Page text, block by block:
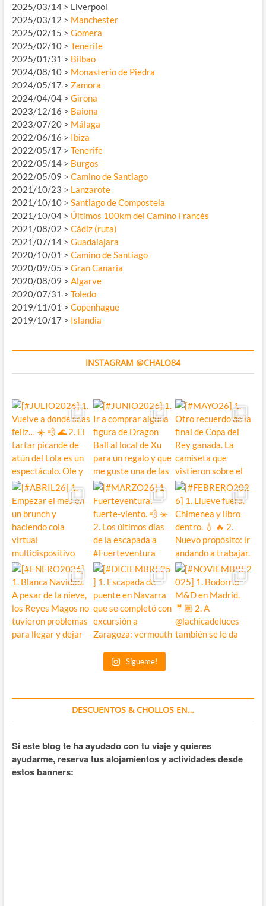
2025/03/14 > Liverpool
2025/03/12 > Manchester
2025/02/15 > Gomera
2025/02/10 > Tenerife
2025/01/31 > Bilbao
2024/08/10 > Monasterio de Piedra
2024/05/17 > Zamora
2024/04/04 > Girona
2023/12/16 > Baiona
2023/07/20 > Málaga
2022/06/16 > Ibiza
2022/05/17 > Tenerife
2022/05/14 > Burgos
2022/05/09 > Camino de Santiago
2021/10/23 > Lanzarote
2021/10/10 > Santiago de Compostela
2021/10/04 > Últimos 100km del Camino Francés
2021/08/02 > Cádiz (ruta)
2021/07/14 > Guadalajara
2020/10/01 > Camino de Santiago
2020/09/05 > Gran Canaria
2020/08/09 > Algarve
2020/07/31 > Toledo
2019/11/01 > Copenhague
2019/10/17 > Islandia
INSTAGRAM @CHALO84
Sígueme!
DESCUENTOS & CHOLLOS EN…
Si este blog te ha ayudado con tu viaje y quieres
ayudarme, reserva tus alojamientos y actividades desde
estos banners: